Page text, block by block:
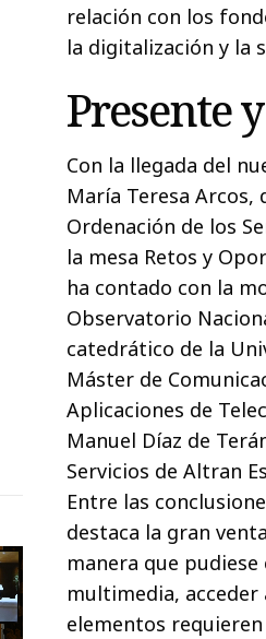
relación con los
la digitalización y la
Presente
Con la llegada del
María Teresa Arcos,
Ordenación de los
la mesa Retos y
ha contado con la
Observatorio
catedrático de la
Máster de
Aplicaciones de
Manuel Díaz de
Servicios de Altran
Entre las
destaca la gran
manera que
multimedia, acceder
elementos